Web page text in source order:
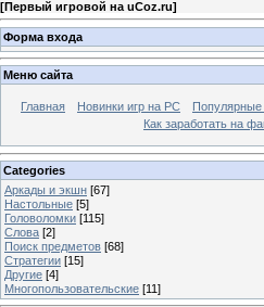
[Первый игровой на uCoz.ru]
Форма входа
Меню сайта
Главная Новинки игр на PC Популярные
Как заработать на
Categories
Аркады и экшн [67]
Настольные [5]
Головоломки [115]
Слова [2]
Поиск предметов [68]
Стратегии [15]
Другие [4]
Многопользовательские [11]